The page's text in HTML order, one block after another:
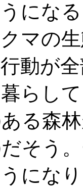
にな
マの
動が
らし
る森
そう
にな